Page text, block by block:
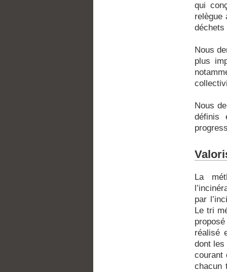
qui
relègue
déchets
Nous
plus
Nous
définis
La
par
Le tri
réalisé
dont
courant
chacun